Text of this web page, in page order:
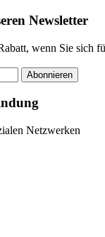
Newsletter
wenn Sie sich
Abonnieren
Netzwerken